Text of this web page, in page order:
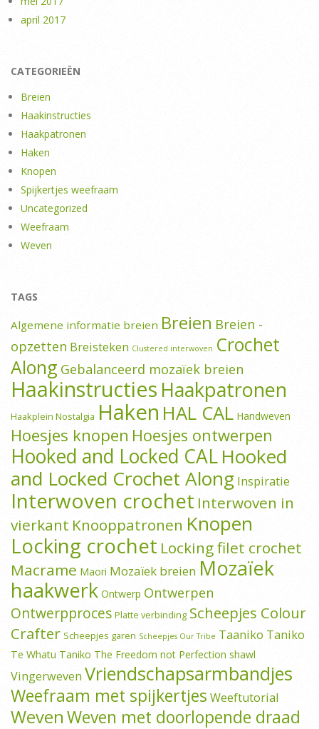
april 2017
CATEGORIEËN
Breien
Haakinstructies
Haakpatronen
Haken
Knopen
Spijkertjes weefraam
Uncategorized
Weefraam
Weven
TAGS
Algemene informatie breien Breien Breien -
opzetten Breisteken Clustered interwoven Crochet
Along Gebalanceerd mozaïek breien
Haakinstructies Haakpatronen
Haakplein Nostalgia Haken HAL CAL Handweven
Hoesjes knopen Hoesjes ontwerpen
Hooked and Locked CALHooked
and Locked Crochet Along Inspiratie
Interwoven crochet Interwoven in
vierkant Knooppatronen Knopen
Locking crochet Locking filet crochet
Macrame Maori Mozaïek breien Mozaïek
haakwerk Ontwerp Ontwerpen
Ontwerpproces Platte verbinding Scheepjes Colour
Crafter Scheepjes garen Scheepjes Our Tribe Taaniko Taniko
Te Whatu Taniko The Freedom not Perfection shawl
Vingerweven Vriendschapsarmbandjes
Weefraam met spijkertjes Weeftutorial
WevenWeven met doorlopende draad